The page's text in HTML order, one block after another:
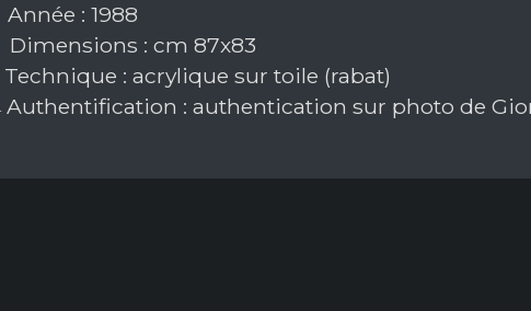
Année : 1988
Dimensions : cm 87x83
Technique : acrylique sur toile (rabat)
Authentification : authentication sur photo de